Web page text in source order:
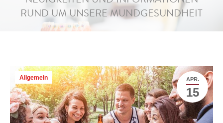
RUND UM UNSERE MUNDGESUNDHEIT
APR.
15
Allgemein